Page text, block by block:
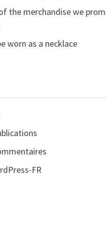
the merchandise we
worn as a necklace
FR